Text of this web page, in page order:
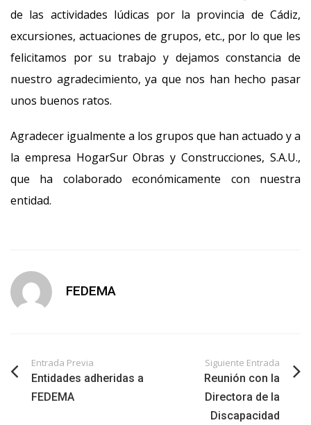
de las actividades lúdicas por la provincia de Cádiz,
excursiones, actuaciones de grupos, etc., por lo que les
felicitamos por su trabajo y dejamos constancia de
nuestro agradecimiento, ya que nos han hecho pasar
unos buenos ratos.
Agradecer igualmente a los grupos que han actuado y a
la empresa HogarSur Obras y Construcciones, S.A.U.,
que ha colaborado económicamente con nuestra
entidad.
FEDEMA
Entrada Previa
Entidades adheridas a
FEDEMA
Siguiente Entrada
Reunión con la
Directora de la
Discapacidad